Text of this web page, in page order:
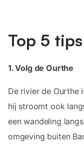
Top 5
1. Volg de Ourthe
De rivier de Ourthe
hij stroomt ook
een wandeling
omgeving buiten